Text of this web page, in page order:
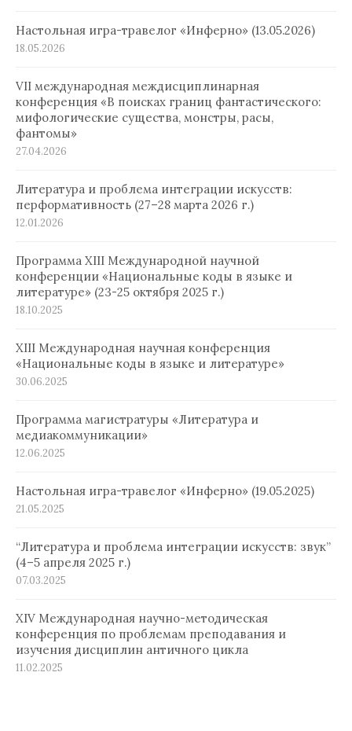
Настольная игра-травелог «Инферно» (13.05.2026)
18.05.2026
VII международная междисциплинарная
конференция «В поисках границ фантастического:
мифологические существа, монстры, расы,
фантомы»
27.04.2026
Литература и проблема интеграции искусств:
перформативность (27–28 марта 2026 г.)
12.01.2026
Программа XIII Международной научной
конференции «Национальные коды в языке и
литературе» (23-25 октября 2025 г.)
18.10.2025
XIII Международная научная конференция
«Национальные коды в языке и литературе»
30.06.2025
Программа магистратуры «Литература и
медиакоммуникации»
12.06.2025
Настольная игра-травелог «Инферно» (19.05.2025)
21.05.2025
“Литература и проблема интеграции искусств: звук”
(4–5 апреля 2025 г.)
07.03.2025
XIV Международная научно-методическая
конференция по проблемам преподавания и
изучения дисциплин античного цикла
11.02.2025